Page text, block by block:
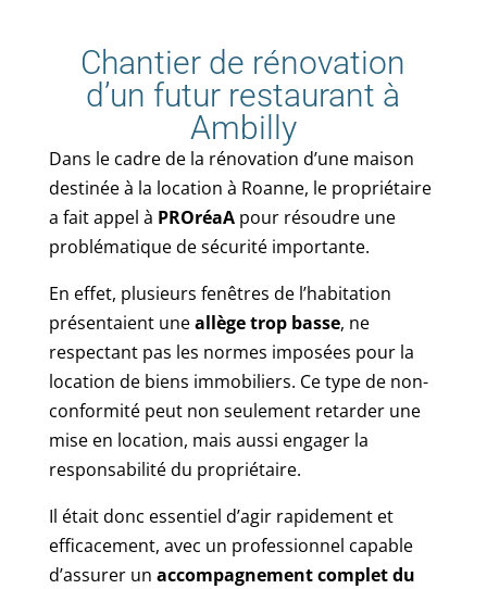
Chantier de rénovation
d’un futur restaurant à
Ambilly
Dans le cadre de la rénovation d’une maison
destinée à la location à Roanne, le propriétaire
a fait appel à PROréaApour résoudre une
problématique de sécurité importante.
En effet, plusieurs fenêtres de l’habitation
présentaient uneallège trop basse, ne
respectant pas les normes imposées pour la
location de biens immobiliers. Ce type de non-
conformité peut non seulement retarder une
mise en location, mais aussi engager la
responsabilité du propriétaire.
Il était donc essentiel d’agir rapidement et
efficacement, avec un professionnel capable
d’assurer un accompagnement complet du